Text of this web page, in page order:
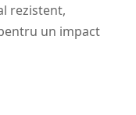
rezistent,
un impact